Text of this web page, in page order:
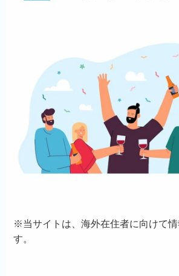
※当サイトは、海外在住者に向けて
す。